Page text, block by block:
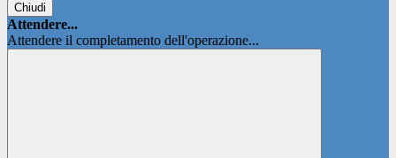
Chiudi
Attendere...
Attendere il completamento dell'operazione...